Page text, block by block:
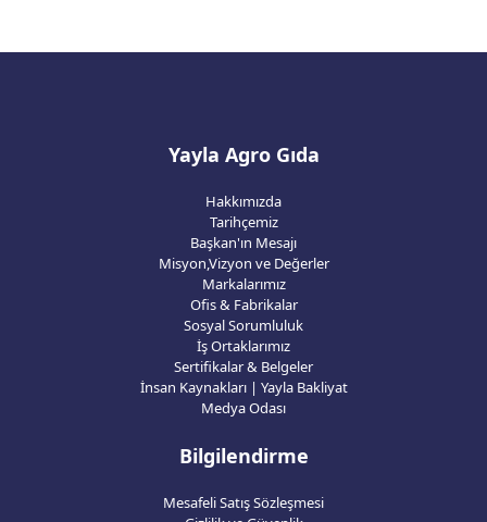
Yayla Agro Gıda
Hakkımızda
Tarihçemiz
Başkan'ın Mesajı
Misyon,Vizyon ve Değerler
Markalarımız
Ofis & Fabrikalar
Sosyal Sorumluluk
İş Ortaklarımız
Sertifikalar & Belgeler
İnsan Kaynakları | Yayla Bakliyat
Medya Odası
Bilgilendirme
Mesafeli Satış Sözleşmesi